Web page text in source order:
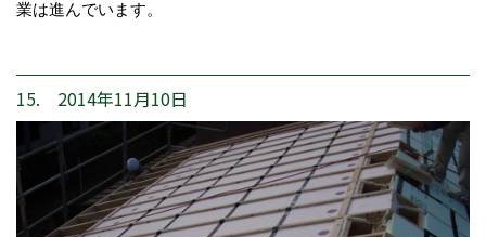
業は進んでいます。
15. 2014年11月10日